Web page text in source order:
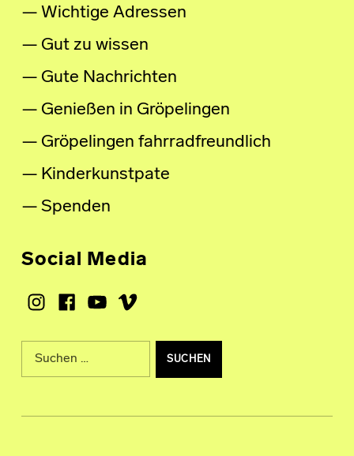
Wichtige Adressen
Gut zu wissen
Gute Nachrichten
Genießen in Gröpelingen
Gröpelingen fahrradfreundlich
Kinderkunstpate
Spenden
Social Media
Instagram
Facebook
Youtube
Vimeo
Suche nach: